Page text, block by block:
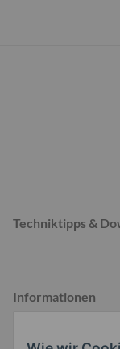
Techniktipps &
Informationen